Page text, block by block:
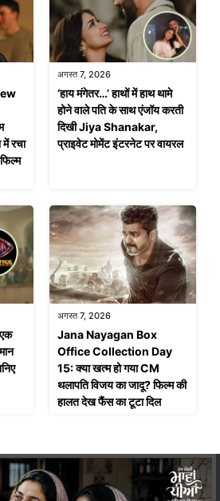
में रचा
अगस्त 7, 2026
‘हाय मंगेतर…’ हाथों में हाथ थामे
होने वाले पति के साथ एंजॉय करती
दिखी Jiya Shanakar,
प्राइवेट मोमेंट इंटरनेट पर वायरल
अगस्त 7, 2026
Jana Nayagan Box
Office Collection Day
15: क्या खत्म हो गया CM
थलापति विजय का जादू? फिल्म की
हालत देख फैंस का टूटा दिल